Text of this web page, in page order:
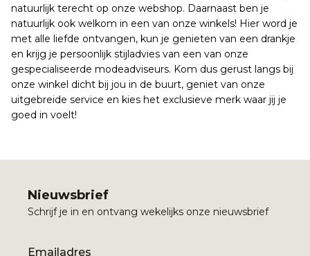
natuurlijk terecht op onze webshop. Daarnaast ben je
natuurlijk ook welkom in een van onze winkels! Hier word je
met alle liefde ontvangen, kun je genieten van een drankje
en krijg je persoonlijk stijladvies van een van onze
gespecialiseerde modeadviseurs. Kom dus gerust langs bij
onze winkel dicht bij jou in de buurt, geniet van onze
uitgebreide service en kies het exclusieve merk waar jij je
goed in voelt!
Nieuwsbrief
Schrijf je in en ontvang wekelijks onze nieuwsbrief
Email